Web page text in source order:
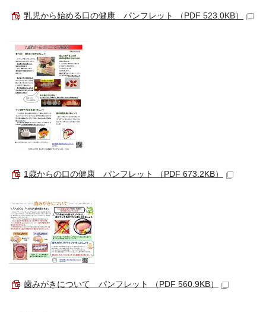
乳児から始める口の健康 パンフレット （PDF 523.0KB）
1歳からの口の健康 パンフレット （PDF 673.2KB）
歯みがきについて パンフレット （PDF 560.9KB）